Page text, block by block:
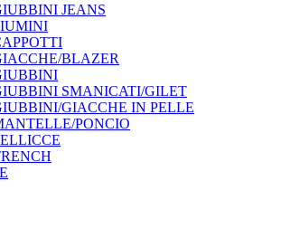
JEANS
BLAZER
SMANICATI/GILET
GIACCHE IN PELLE
PONCIO